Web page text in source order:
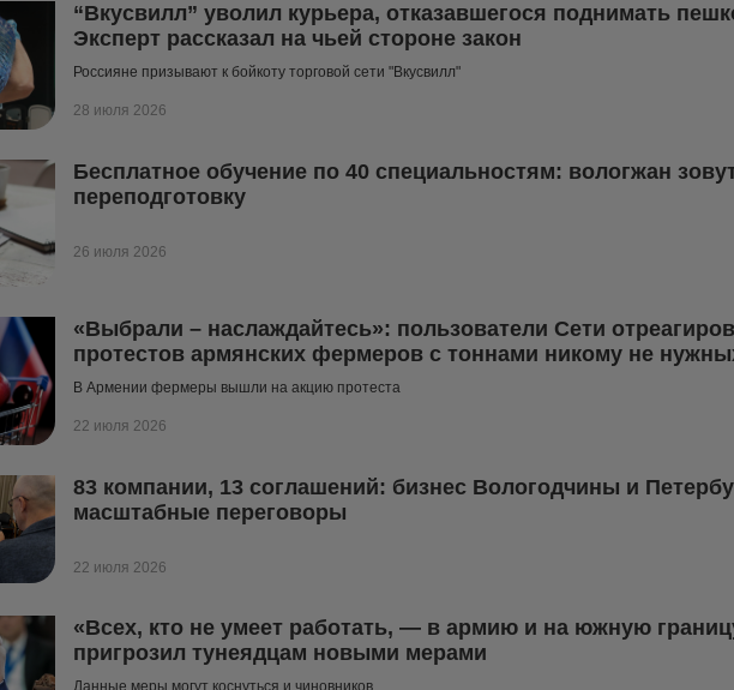
“Вкусвилл” уволил курьера, отказавшегося поднимать
Эксперт рассказал на чьей стороне закон
Россияне призывают к бойкоту торговой сети "Вкусвилл"
28 июля 2026
Бесплатное обучение по 40 специальностям: вологжан
переподготовку
26 июля 2026
«Выбрали – наслаждайтесь»: пользователи Сети
протестов армянских фермеров с тоннами никому не
В Армении фермеры вышли на акцию протеста
22 июля 2026
83 компании, 13 соглашений: бизнес Вологодчины и
масштабные переговоры
22 июля 2026
«Всех, кто не умеет работать, — в армию и на южную
пригрозил тунеядцам новыми мерами